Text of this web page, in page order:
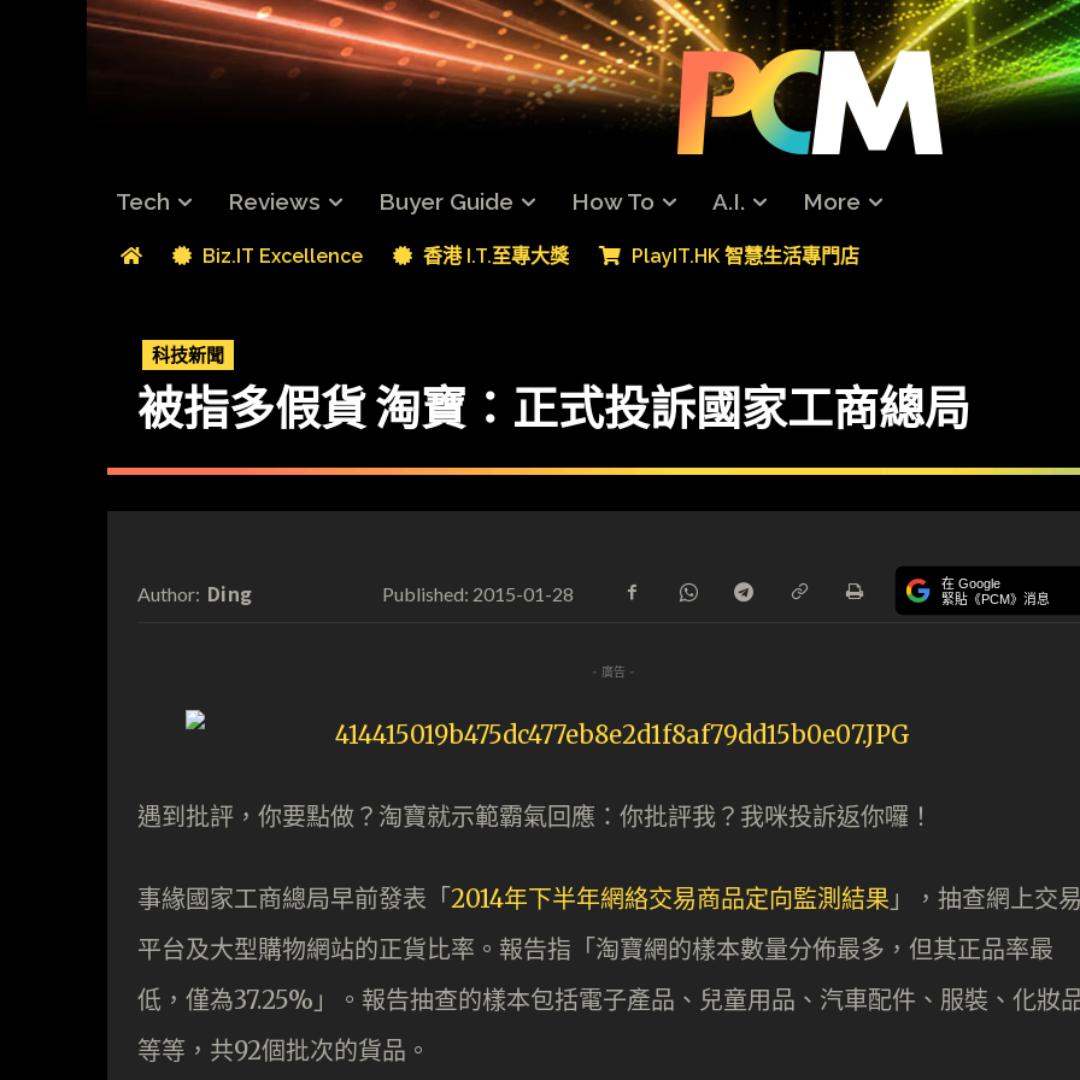
Tech Reviews Buyer Guide How To A.I. More
Biz.IT Excellence 香港 I.T.至專大獎 PlayIT.HK 智慧生活專門店
科技新聞
被指多假貨 淘寶：正式投訴國家工商總局
Author: Ding Published: 2015-01-28 在 Google
緊貼《PCM》消息
- 廣告 -
遇到批評，你要點做？淘寶就示範霸氣回應：你批評我？我咪投訴返你囉！
事緣國家工商總局早前發表「2014年下半年網絡交易商品定向監測結果 」，抽查網上交
平台及大型購物網站的正貨比率。報告指「淘寶網的樣本數量分佈最多，但其正品率最
低，僅為37.25%」。報告抽查的樣本包括電子產品、兒童用品、汽車配件、服裝、化妝
等等，共92個批次的貨品。